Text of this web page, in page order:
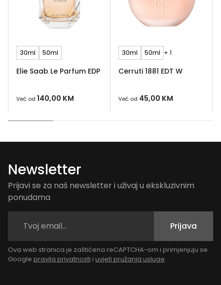
30ml 50ml
Elie Saab Le Parfum EDP
Već od 140,00 KM
30ml 50ml + 1
Cerruti 1881 EDT W
Već od 45,00 KM
Newsletter
Prijavi se za naš newsletter i uživaj u ekskluzivnim
ponudama
Prijava
Ova web stranica je zaštićena reCAPTCHA-om i primjenjuju se
Google pravila privatnosti i uvjeti pružanja usluge.